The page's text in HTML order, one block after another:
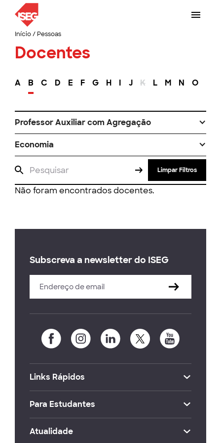
Início/ Pessoas
Docentes
A B C D E F G H I J K L M N O
Professor Auxiliar com Agregação
Economia
Limpar Filtros
Não foram encontrados docentes.
Subscreva a newsletter do ISEG
Links Rápidos
Para Estudantes
Atualidade